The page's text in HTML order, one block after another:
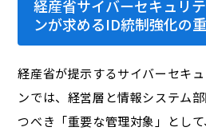
経産省サイバーセキュリ
ンが求めるID統制強化の
経産省が提示するサイバーセキ
ンでは、経営層と情報システム
つべき「重要な管理対象」とし